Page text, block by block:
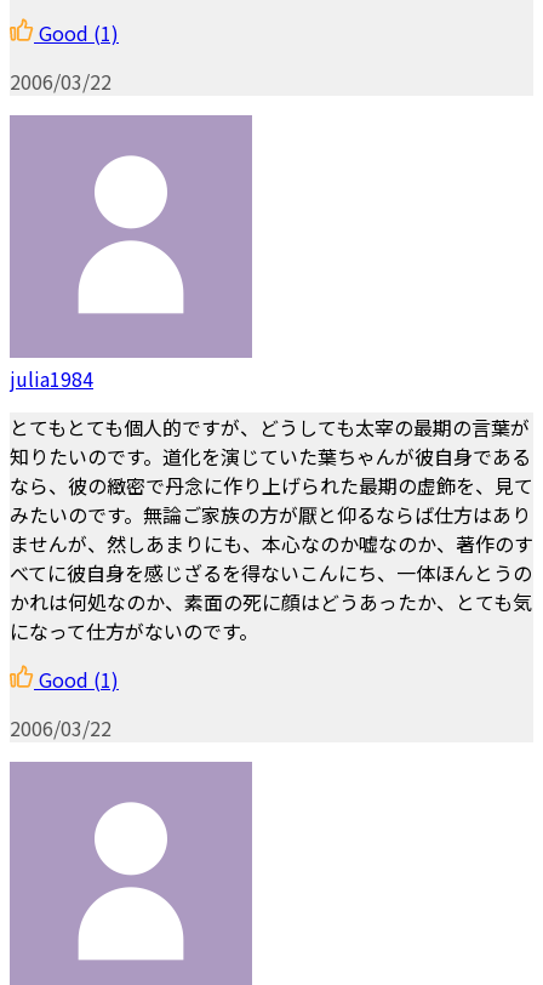
Good (1)
2006/03/22
julia1984
とてもとても個人的ですが、どうしても太宰の最期の言葉が
知りたいのです。道化を演じていた葉ちゃんが彼自身である
なら、彼の緻密で丹念に作り上げられた最期の虚飾を、見て
みたいのです。無論ご家族の方が厭と仰るならば仕方はあり
ませんが、然しあまりにも、本心なのか嘘なのか、著作のす
べてに彼自身を感じざるを得ないこんにち、一体ほんとうの
かれは何処なのか、素面の死に顔はどうあったか、とても気
になって仕方がないのです。
Good (1)
2006/03/22